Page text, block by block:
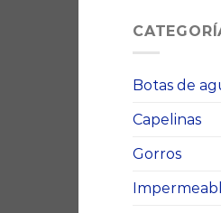
Botas de
Capelinas
Gorros